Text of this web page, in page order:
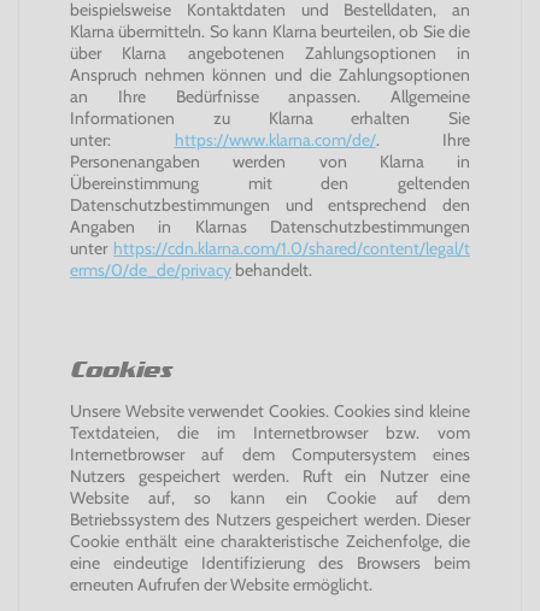
beispielsweise Kontaktdaten und Bestelldaten, an
Klarna übermitteln. So kann Klarna beurteilen, ob Sie die
über Klarna angebotenen Zahlungsoptionen in
Anspruch nehmen können und die Zahlungsoptionen
an Ihre Bedürfnisse anpassen. Allgemeine
Informationen zu Klarna erhalten Sie
unter: https://www.klarna.com/de/. Ihre
Personenangaben werden von Klarna in
Übereinstimmung mit den geltenden
Datenschutzbestimmungen und entsprechend den
Angaben in Klarnas Datenschutzbestimmungen
unter https://cdn.klarna.com/1.0/shared/content/legal/t
erms/0/de_de/privacy behandelt.
Cookies
Unsere Website verwendet Cookies. Cookies sind kleine
Textdateien, die im Internetbrowser bzw. vom
Internetbrowser auf dem Computersystem eines
Nutzers gespeichert werden. Ruft ein Nutzer eine
Website auf, so kann ein Cookie auf dem
Betriebssystem des Nutzers gespeichert werden. Dieser
Cookie enthält eine charakteristische Zeichenfolge, die
eine eindeutige Identifizierung des Browsers beim
erneuten Aufrufen der Website ermöglicht.